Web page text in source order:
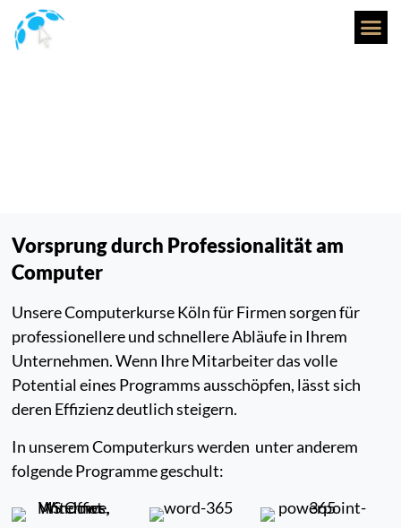
Firmenkunden
Vorsprung durch Professionalität am
Computer
Unsere Computerkurse Köln für Firmen sorgen für
professionellere und schnellere Abläufe in Ihrem
Unternehmen. Wenn Ihre Mitarbeiter das volle
Potential eines Programms ausschöpfen, lässt sich
deren Effizienz deutlich steigern.
In unserem Computerkurs werden unter anderem
folgende Programme geschult: